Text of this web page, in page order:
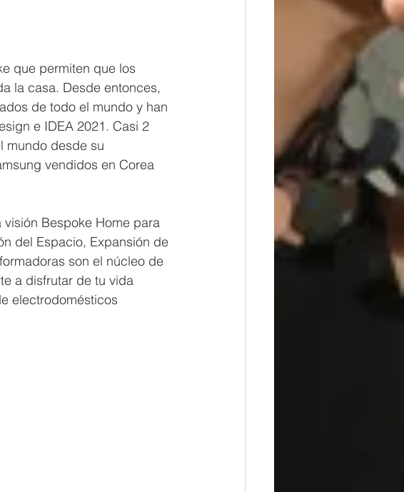
que permiten que los
la casa. Desde entonces,
de todo el mundo y han
e IDEA 2021. Casi 2
mundo desde su
vendidos en Corea
Bespoke Home para
del Espacio, Expansión de
son el núcleo de
a disfrutar de tu vida
electrodomésticos